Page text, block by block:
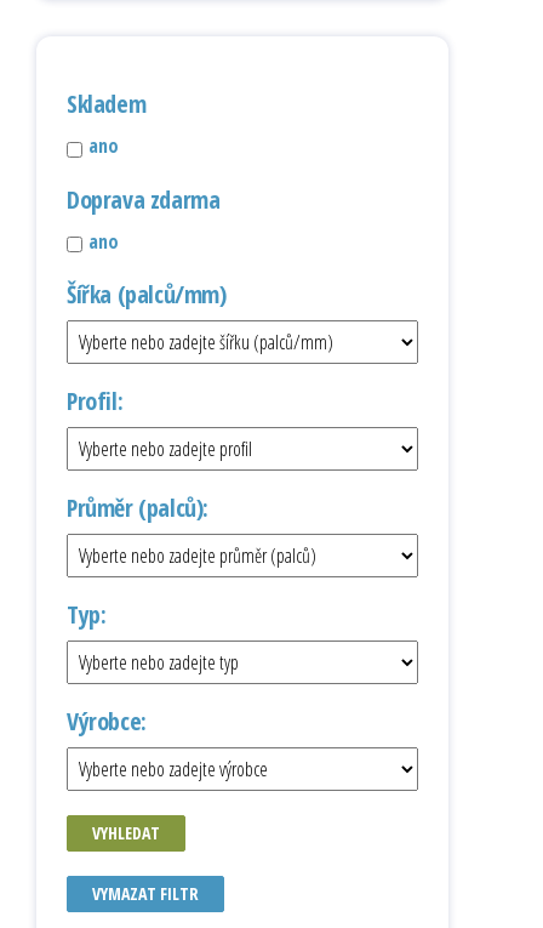
Skladem
ano
Doprava zdarma
ano
Šířka (palců/mm)
Profil:
Průměr (palců):
Typ:
Výrobce:
VYHLEDAT
VYMAZAT FILTR